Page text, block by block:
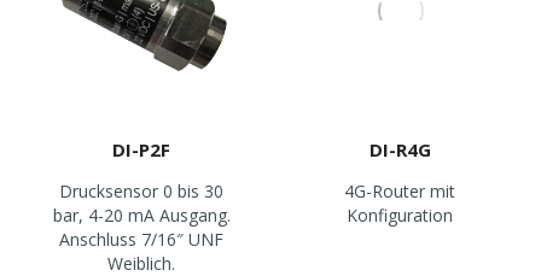
DI-P2F
Drucksensor 0 bis 30
bar, 4-20 mA Ausgang.
Anschluss 7/16″ UNF
Weiblich.
DI-R4G
4G-Router mit
Konfiguration